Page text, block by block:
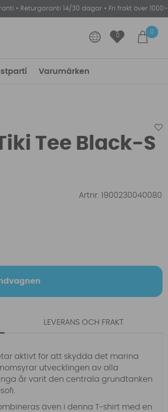
• Returgaranti 14/30 dagar • Fri frakt över 1000:-
0
0
Varumärken
Tee Black-S
Artnr:1900230040080
aktivt för att skydda det marina
utvecklingen av alla
år varit den centrala grundtanken
även i denna T-shirt med en
LEVERANS OCH FRAKT